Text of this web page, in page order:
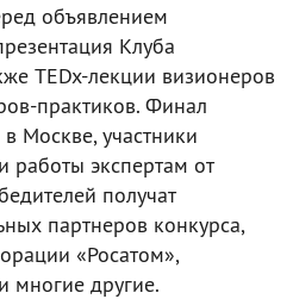
объявлением
Клуба
TEDx-лекции визионеров
практиков. Финал
Москве, участники
работы экспертам от
получат
партнеров конкурса,
«Росатом»,
многие другие.